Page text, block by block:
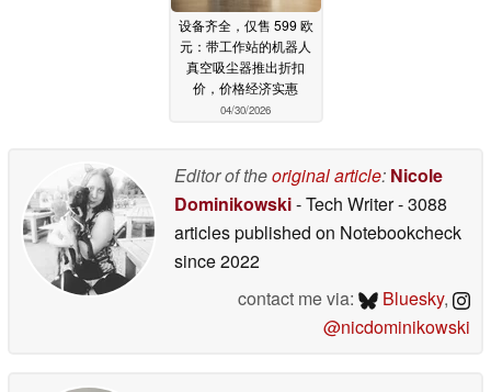
设备齐全，仅售 599 欧
元：带工作站的机器人
真空吸尘器推出折扣
价，价格经济实惠
04/30/2026
Editor of theoriginal article: Nicole
Dominikowski- Tech Writer- 3088
articles published on Notebookcheck
since 2022
contact me via:
Bluesky,
@nicdominikowski